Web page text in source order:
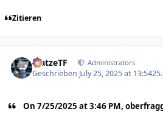
Zitieren
MatzeTF Administrators
Geschrieben July 25, 2025 at 13:54
On 7/25/2025 at 3:46 PM,